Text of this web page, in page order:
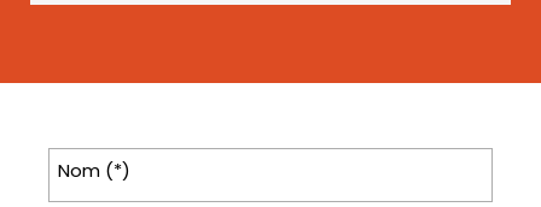
Nom (*)